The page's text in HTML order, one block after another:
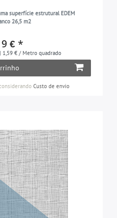
superfície estrutural EDEM
26,5 m2
€ *
| 1,59 € / Metro quadrado
Custo de envio